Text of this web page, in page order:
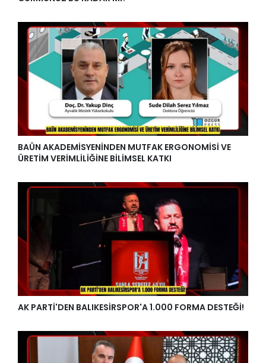
BAÜN AKADEMİSYENİNDEN MUTFAK ERGONOMİSİ VE
ÜRETİM VERİMLİLİĞİNE BİLİMSEL KATKI
AK PARTİ'DEN BALIKESİRSPOR'A 1.000 FORMA DESTEĞİ!